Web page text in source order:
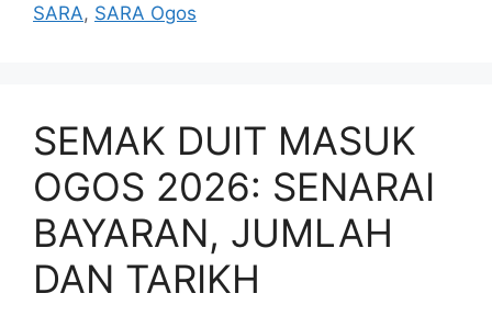
SARA, SARA Ogos
SEMAK DUIT MASUK
OGOS 2026: SENARAI
BAYARAN, JUMLAH
DAN TARIKH